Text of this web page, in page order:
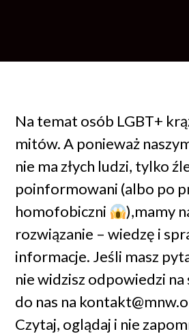
Na temat osób LGBT+
mitów. A ponieważ
nie ma złych ludzi, tylko
poinformowani (albo po
homofobiczni
),mamy
rozwiązanie – wiedzę i
informacje. Jeśli masz
nie widzisz odpowiedzi
do nas na
Czytaj, oglądaj i nie